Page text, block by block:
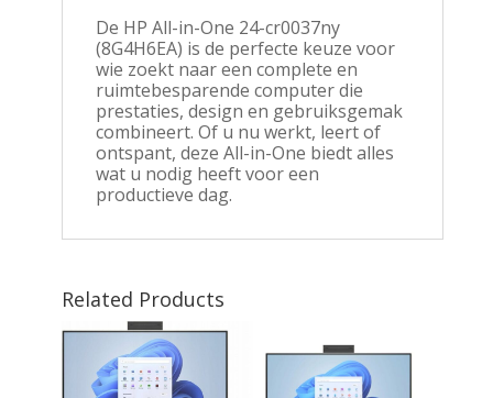
De HP All-in-One 24-cr0037ny
(8G4H6EA) is de perfecte keuze voor
wie zoekt naar een complete en
ruimtebesparende computer die
prestaties, design en gebruiksgemak
combineert. Of u nu werkt, leert of
ontspant, deze All-in-One biedt alles
wat u nodig heeft voor een
productieve dag.
Related Products